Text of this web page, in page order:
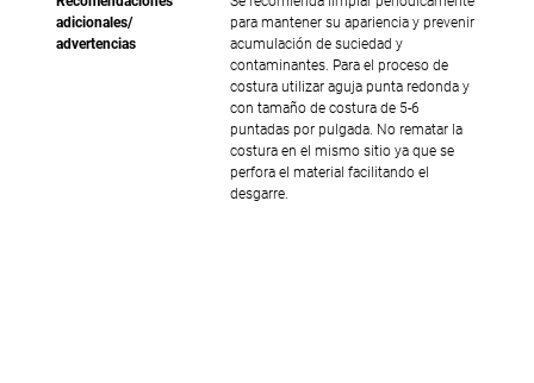
adicionales/
advertencias
para mantener su apariencia y prevenir
acumulación de suciedad y
contaminantes. Para el proceso de
costura utilizar aguja punta redonda y
con tamaño de costura de 5-6
puntadas por pulgada. No rematar la
costura en el mismo sitio ya que se
perfora el material facilitando el
desgarre.